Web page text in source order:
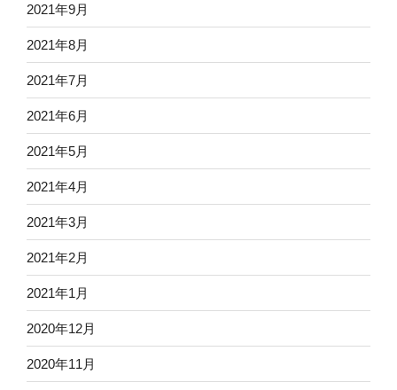
2021年9月
2021年8月
2021年7月
2021年6月
2021年5月
2021年4月
2021年3月
2021年2月
2021年1月
2020年12月
2020年11月